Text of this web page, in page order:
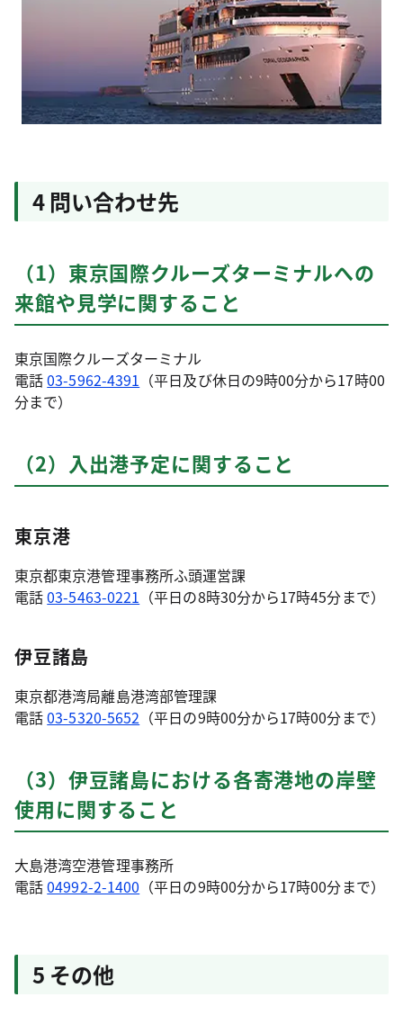
4 問い合わせ先
（1）東京国際クルーズターミナルへの
来館や見学に関すること
東京国際クルーズターミナル
電話03-5962-4391 （平日及び休日の9時00分から17時00
分まで）
（2）入出港予定に関すること
東京港
東京都東京港管理事務所ふ頭運営課
電話03-5463-0221 （平日の8時30分から17時45分まで）
伊豆諸島
東京都港湾局離島港湾部管理課
電話03-5320-5652 （平日の9時00分から17時00分まで）
（3）伊豆諸島における各寄港地の岸壁
使用に関すること
大島港湾空港管理事務所
電話04992-2-1400 （平日の9時00分から17時00分まで）
5 その他